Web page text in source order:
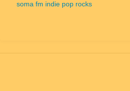
soma fm indie pop rocks